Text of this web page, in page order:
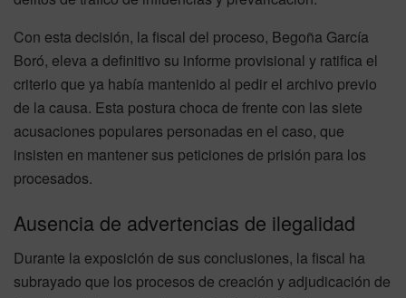
Con esta decisión, la fiscal del proceso, Begoña García
Boró, eleva a definitivo su informe provisional y ratifica el
criterio que ya había mantenido al pedir el archivo previo
de la causa. Esta postura choca de frente con las siete
acusaciones populares personadas en el caso, que
insisten en mantener sus peticiones de prisión para los
procesados.
Ausencia de advertencias de ilegalidad
Durante la exposición de sus conclusiones, la fiscal ha
subrayado que los procesos de creación y adjudicación de